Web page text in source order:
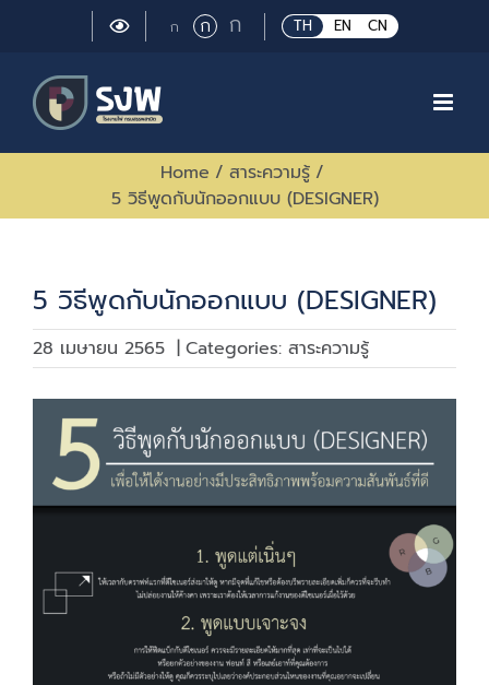
TH EN CN
กSmall
กRegular
font
ก Large
font
Home / สาระความรู้ /
5 วิธีพูดกับนักออกแบบ (DESIGNER)
5 วิธีพูดกับนักออกแบบ (DESIGNER)
28 เมษายน 2565 | Categories: สาระความรู้